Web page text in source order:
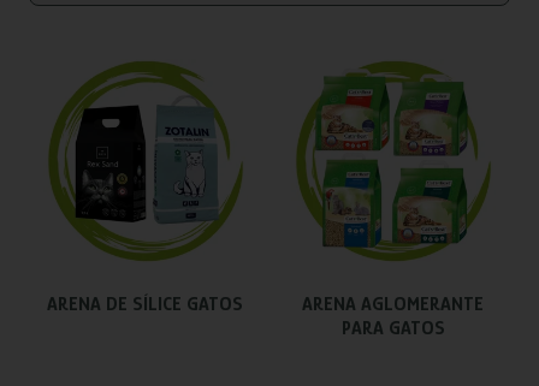
ARENA DE SÍLICE GATOS
ARENA AGLOMERANTE
PARA GATOS